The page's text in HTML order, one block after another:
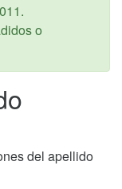
.
o
del apellido